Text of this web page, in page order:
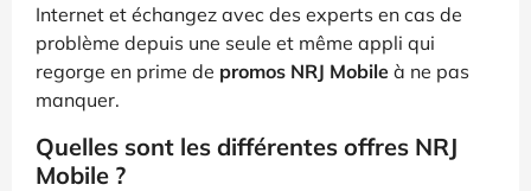
Internet et échangez avec des experts en cas de
problème depuis une seule et même appli qui
regorge en prime de promos NRJ Mobile à ne pas
manquer.
Quelles sont les différentes offres NRJ
Mobile ?